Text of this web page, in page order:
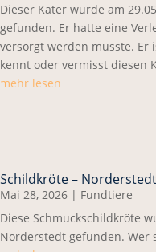
Dieser Kater wurde am
gefunden. Er hatte eine
versorgt werden musste. Er
kennt oder vermisst diesen
mehr lesen
Schildkröte – Norderstedt
Mai 28, 2026 | Fundtiere
Diese Schmuckschildkröte
Norderstedt gefunden. Wer